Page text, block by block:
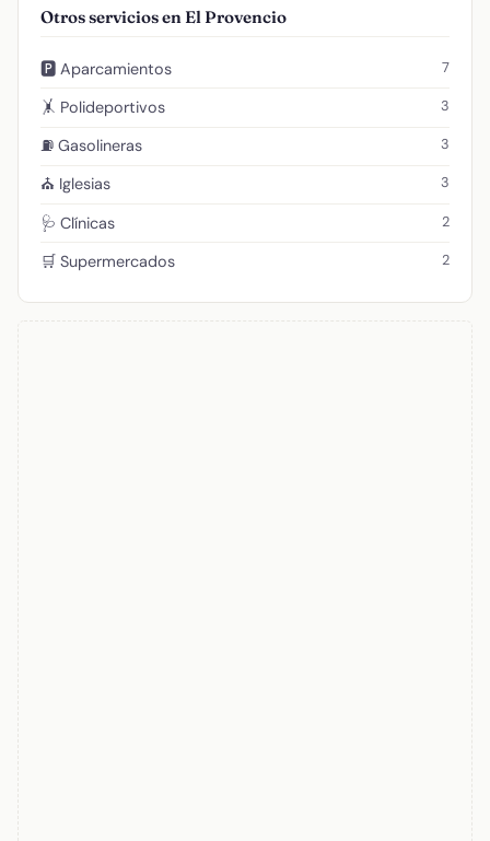
Otros servicios en El Provencio
🅿️ Aparcamientos 7
🤸 Polideportivos 3
⛽ Gasolineras 3
⛪ Iglesias 3
🩺 Clínicas 2
🛒 Supermercados 2